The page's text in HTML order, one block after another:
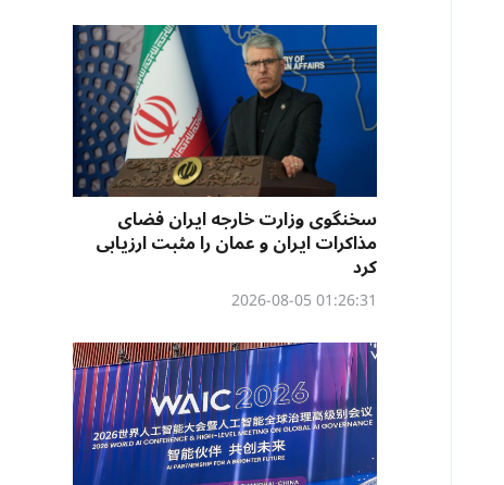
سخنگوی وزارت خارجه ایران فضای
مذاکرات ایران و عمان را مثبت ارزیابی
کرد
01:26:31 2026-08-05